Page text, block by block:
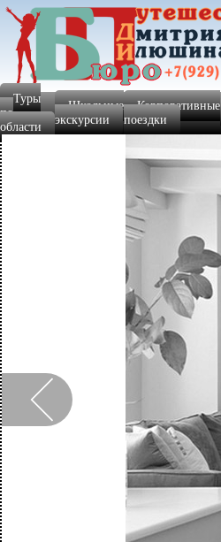
Туры
по
области
Школьные
экскурсии
Корпоративные
поездки